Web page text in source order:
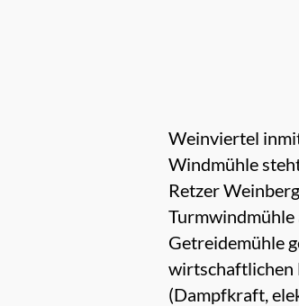
Weinviertel
Windmühle
Retzer
Turmwindmühle
Getreidemühle
wirtschaftlichen
(Dampfkraft,